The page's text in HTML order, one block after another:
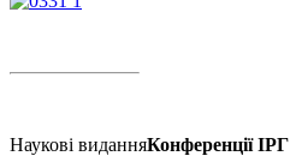
Наукові виданняКонференції ІРГ